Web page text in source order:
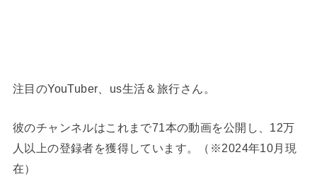
注目のYouTuber、us生活＆旅行さん。
彼のチャンネルはこれまで71本の動画を公開し、12万
人以上の登録者を獲得しています。（※2024年10月現
在）